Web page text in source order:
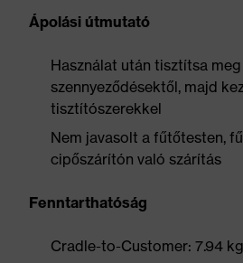
Ápolási útmutató
Használat után tisztítsa
szennyeződésektől, majd
tisztítószerekkel
Nem javasolt a fűtőtesten,
cipőszárítón való szárítás
Fenntarthatóság
Cradle-to-Customer: 7.94